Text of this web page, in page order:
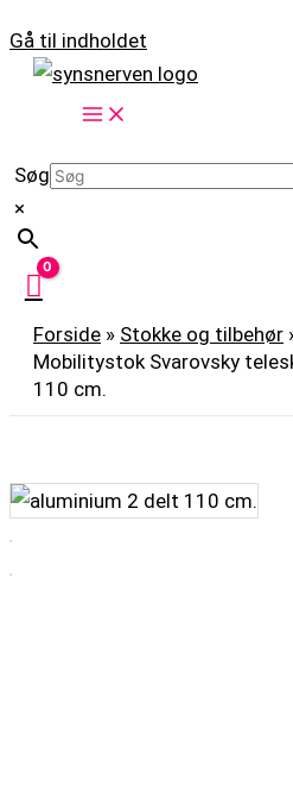
Gå til indholdet
Søg
×
Forside » Stokke og tilbehør
Mobilitystok Svarovsky
110 cm.